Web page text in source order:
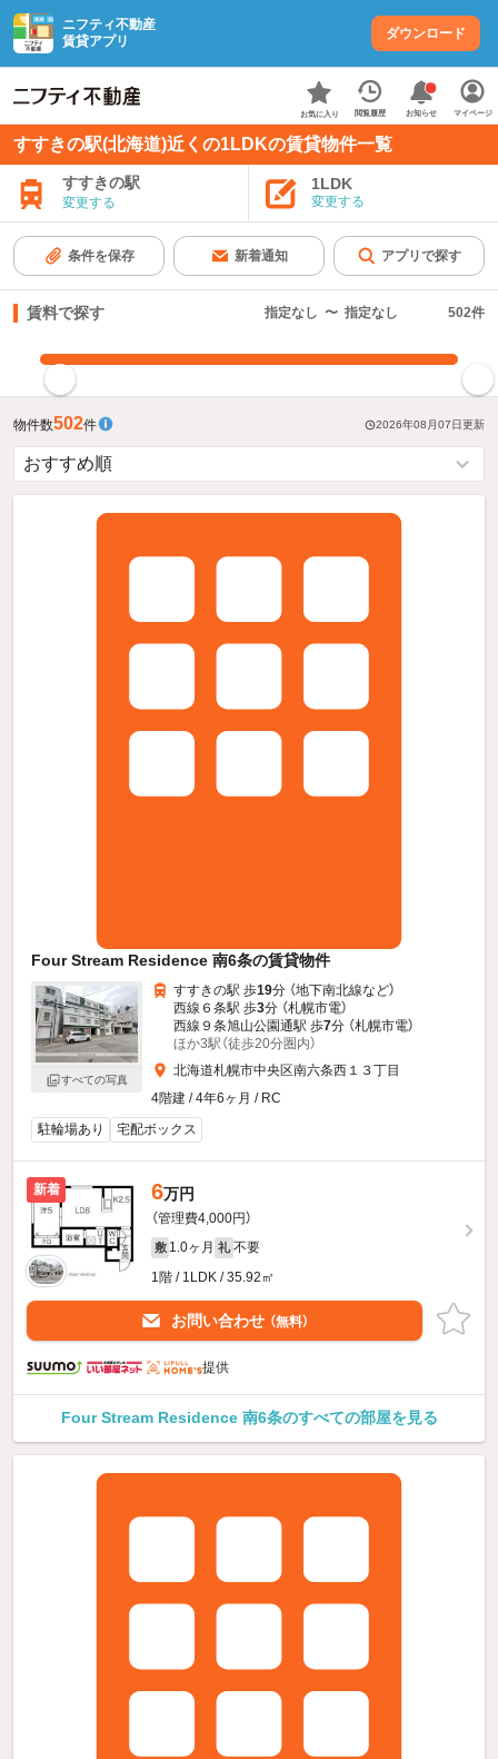
ニフティ不動産
賃貸アプリ
ダウンロード
お気に入り 閲覧履歴 お知らせ マイページ
すすきの駅(北海道)近くの1LDKの賃貸物件一覧
すすきの駅
変更する
1LDK
変更する
条件を保存 新着通知 アプリで探す
賃料で探す 指定なし 〜 指定なし 502件
物件数502件 2026年08月07日更新
Four Stream Residence 南6条の賃貸物件
すべての写真
すすきの駅 歩19分 （地下南北線など）
西線６条駅 歩3分 （札幌市電）
西線９条旭山公園通駅 歩7分 （札幌市電）
ほか3駅（徒歩20分圏内）
北海道札幌市中央区南六条西１３丁目
4階建 / 4年6ヶ月 / RC
駐輪場あり
宅配ボックス
新着 6万円
（管理費4,000円）
敷 1.0ヶ月 礼 不要
1階 / 1LDK / 35.92㎡
お問い合わせ （無料）
提供
Four Stream Residence 南6条のすべての部屋を見る